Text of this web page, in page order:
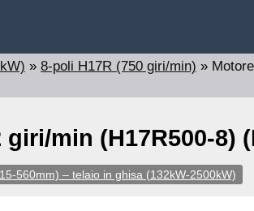
» 8-poli H17R (750 giri/min) »
min (H17R500-8)
560mm) – telaio in ghisa (132kW-2500kW)